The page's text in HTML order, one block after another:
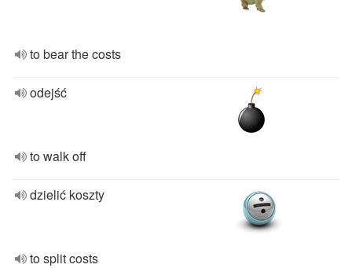
to bear the costs
odejść
to walk off
dzielić koszty
to split costs